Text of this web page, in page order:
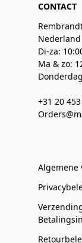
CONTACT
Nederland
Di-za:
Ma & zo:
+31 20
Algemene